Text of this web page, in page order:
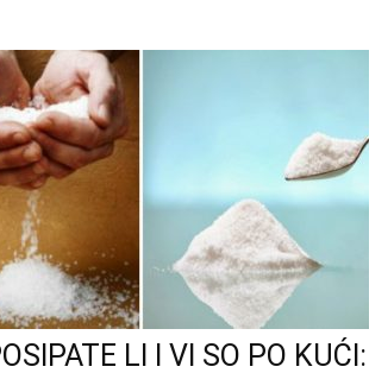
LI I VI SO PO KUĆI: